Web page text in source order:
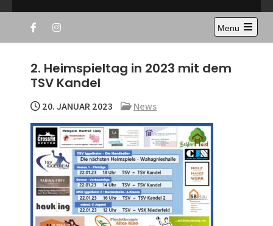
TSV Iggelheim – die Handballer
Menu
Open
2. Heimspieltag in 2023 mit dem
TSV Kandel
20. JANUAR 2023 News